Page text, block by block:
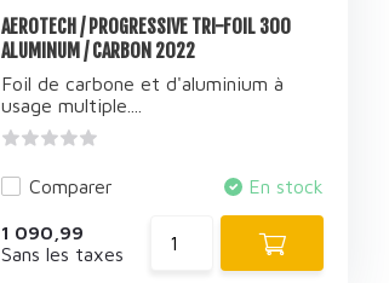
AEROTECH / PROGRESSIVE TRI-FOIL 300
ALUMINUM / CARBON 2022
Foil de carbone et d'aluminium à
usage multiple....
Comparer En stock
1 090,99
Sans les taxes